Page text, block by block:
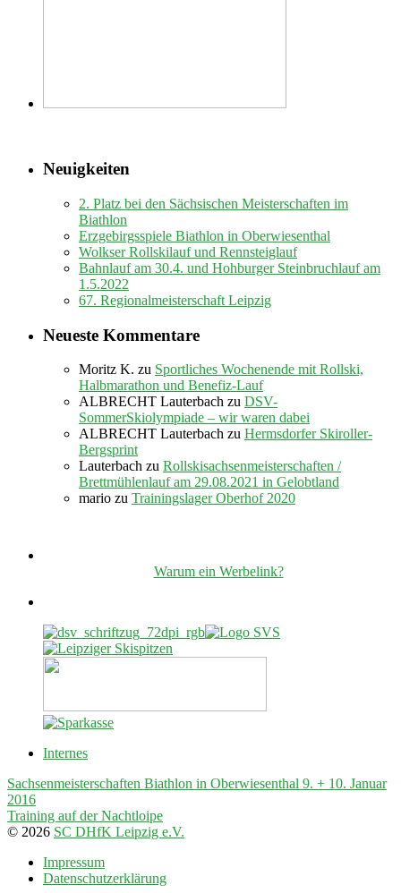
Neuigkeiten
2. Platz bei den Sächsischen Meisterschaften im
Biathlon
Erzgebirgsspiele Biathlon in Oberwiesenthal
Wolkser Rollskilauf und Rennsteiglauf
Bahnlauf am 30.4. und Hohburger Steinbruchlauf am
1.5.2022
67. Regionalmeisterschaft Leipzig
Neueste Kommentare
Moritz K. zu Sportliches Wochenende mit Rollski,
Halbmarathon und Benefiz-Lauf
ALBRECHT Lauterbach zu DSV-
SommerSkiolympiade – wir waren dabei
ALBRECHT Lauterbach zu Hermsdorfer Skiroller-
Bergsprint
Lauterbach zu Rollskisachsenmeisterschaften /
Brettmühlenlauf am 29.08.2021 in Gelobtland
mario zu Trainingslager Oberhof 2020
Warum ein Werbelink?
Internes
Sachsenmeisterschaften Biathlon in Oberwiesenthal 9. + 10. Januar
2016
Training auf der Nachtloipe
© 2026 SC DHfK Leipzig e.V.
Impressum
Datenschutzerklärung